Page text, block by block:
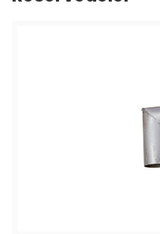
Belteklosser